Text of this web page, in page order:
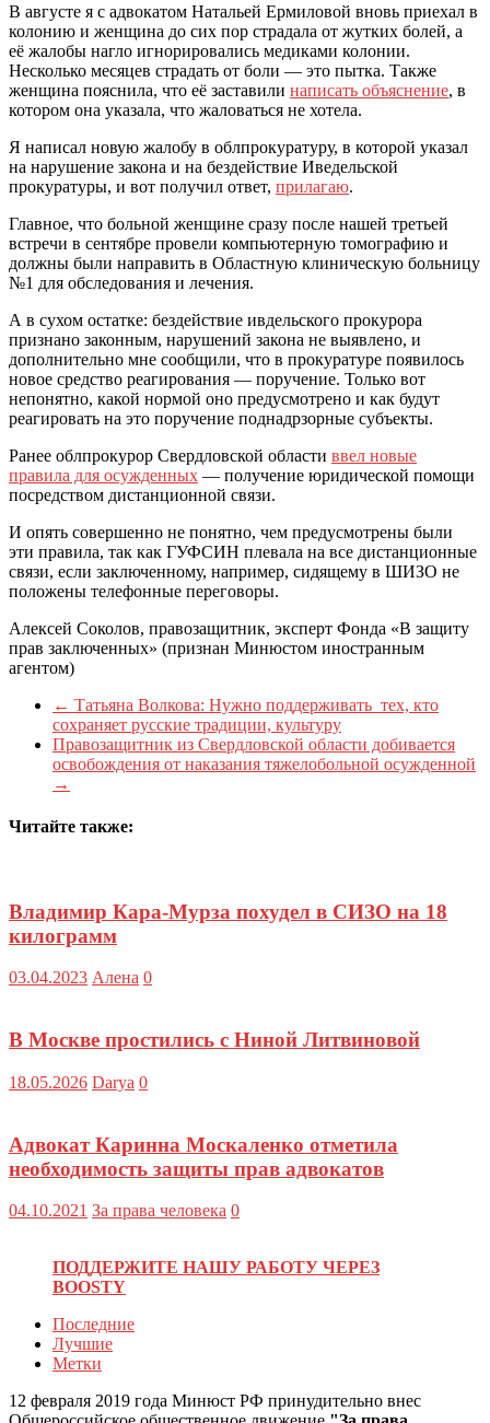
В августе я с адвокатом Натальей Ермиловой вновь приехал в
колонию и женщина до сих пор страдала от жутких болей, а
её жалобы нагло игнорировались медиками колонии.
Несколько месяцев страдать от боли — это пытка. Также
женщина пояснила, что её заставили написать объяснение, в
котором она указала, что жаловаться не хотела.
Я написал новую жалобу в облпрокуратуру, в которой указал
на нарушение закона и на бездействие Иведельской
прокуратуры, и вот получил ответ, прилагаю.
Главное, что больной женщине сразу после нашей третьей
встречи в сентябре провели компьютерную томографию и
должны были направить в Областную клиническую больницу
№1 для обследования и лечения.
А в сухом остатке: бездействие ивдельского прокурора
признано законным, нарушений закона не выявлено, и
дополнительно мне сообщили, что в прокуратуре появилось
новое средство реагирования — поручение. Только вот
непонятно, какой нормой оно предусмотрено и как будут
реагировать на это поручение поднадрзорные субъекты.
Ранее облпрокурор Свердловской области ввел новые
правила для осужденных — получение юридической помощи
посредством дистанционной связи.
И опять совершенно не понятно, чем предусмотрены были
эти правила, так как ГУФСИН плевала на все дистанционные
связи, если заключенному, например, сидящему в ШИЗО не
положены телефонные переговоры.
Алексей Соколов, правозащитник, эксперт Фонда «В защиту
прав заключенных» (признан Минюстом иностранным
агентом)
← Татьяна Волкова: Нужно поддерживать тех, кто
сохраняет русские традиции, культуру
Правозащитник из Свердловской области добивается
освобождения от наказания тяжелобольной осужденной
→
Читайте также:
Владимир Кара-Мурза похудел в СИЗО на 18
килограмм
03.04.2023 Алена 0
В Москве простились с Ниной Литвиновой
18.05.2026 Darya 0
Адвокат Каринна Москаленко отметила
необходимость защиты прав адвокатов
04.10.2021 За права человека 0
ПОДДЕРЖИТЕ НАШУ РАБОТУ ЧЕРЕЗ
BOOSTY
Последние
Лучшие
Метки
12 февраля 2019 года Минюст РФ принудительно внес